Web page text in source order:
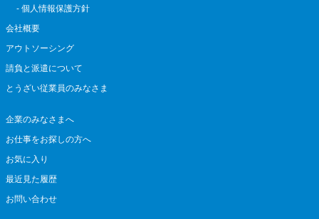
- 個人情報保護方針
会社概要
アウトソーシング
請負と派遣について
とうざい従業員のみなさま
企業のみなさまへ
お仕事をお探しの方へ
お気に入り
最近見た履歴
お問い合わせ